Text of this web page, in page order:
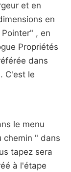
et en
en
, en
Propriétés
dans
C'est le
le menu
chemin " dans
tapez sera
à l'étape